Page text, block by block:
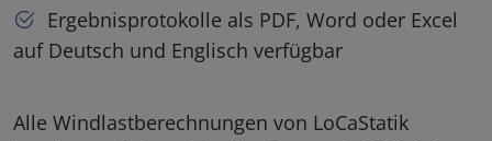
Ergebnisprotokolle als PDF, Word oder Excel
auf Deutsch und Englisch verfügbar
Alle Windlastberechnungen von LoCaStatik